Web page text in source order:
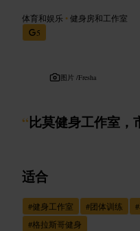
体育和娱乐 •健身房和工作室
5
图片 /Fresha
“比莫健身工作室，
适合
#健身工作室 #团体训练 #
#格拉斯哥健身